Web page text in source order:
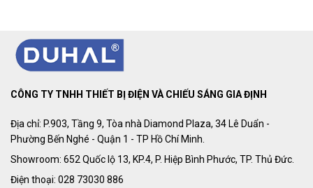
CÔNG TY TNHH THIẾT BỊ ĐIỆN VÀ CHIẾU SÁNG GIA ĐỊNH
Địa chỉ: P.903, Tầng 9, Tòa nhà Diamond Plaza, 34 Lê Duẩn -
Phường Bến Nghé - Quận 1 - TP Hồ Chí Minh.
Showroom: 652 Quốc lộ 13, KP.4, P. Hiệp Bình Phước, TP. Thủ Đức.
Điện thoại: 028 73030 886